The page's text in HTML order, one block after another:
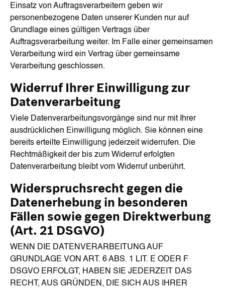
Einsatz von Auftragsverarbeitern geben wir
personenbezogene Daten unserer Kunden nur auf
Grundlage eines gültigen Vertrags über
Auftragsverarbeitung weiter. Im Falle einer gemeinsamen
Verarbeitung wird ein Vertrag über gemeinsame
Verarbeitung geschlossen.
Widerruf Ihrer Einwilligung zur
Datenverarbeitung
Viele Datenverarbeitungsvorgänge sind nur mit Ihrer
ausdrücklichen Einwilligung möglich. Sie können eine
bereits erteilte Einwilligung jederzeit widerrufen. Die
Rechtmäßigkeit der bis zum Widerruf erfolgten
Datenverarbeitung bleibt vom Widerruf unberührt.
Widerspruchsrecht gegen die
Datenerhebung in besonderen
Fällen sowie gegen Direktwerbung
(Art. 21 DSGVO)
WENN DIE DATENVERARBEITUNG AUF
GRUNDLAGE VON ART. 6 ABS. 1 LIT. E ODER F
DSGVO ERFOLGT, HABEN SIE JEDERZEIT DAS
RECHT, AUS GRÜNDEN, DIE SICH AUS IHRER